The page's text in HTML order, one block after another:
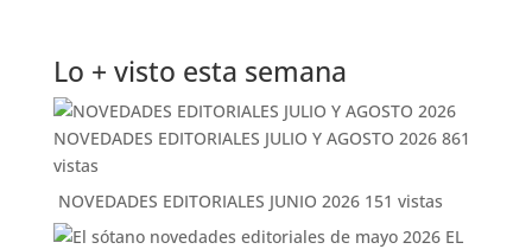
Lo + visto esta semana
NOVEDADES EDITORIALES JULIO Y AGOSTO 2026 861
vistas
NOVEDADES EDITORIALES JUNIO 2026 151 vistas
EL